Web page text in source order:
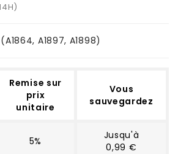
A1897, A1898)
Remise sur
prix
unitaire
Vous
sauvegardez
5%
Jusqu'à
0,99 €